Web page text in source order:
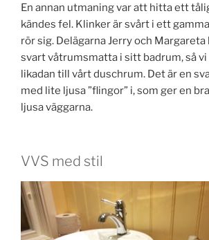
En annan utmaning var att hitta ett
kändes fel. Klinker är svårt i ett
rör sig. Delägarna Jerry och Margareta
svart våtrumsmatta i sitt badrum, så
likadan till vårt duschrum. Det är en
med lite ljusa ”flingor” i, som ger en
ljusa väggarna.
VVS med stil